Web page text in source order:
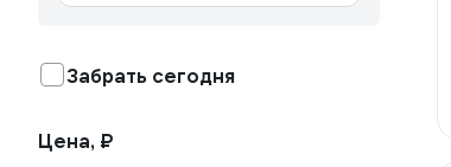
Забрать сегодня
Цена, ₽